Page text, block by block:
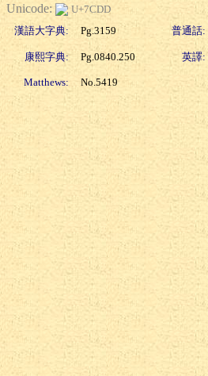
Unicode:
U+7CDD
漢語大字典:
Pg.3159 普通話:
康熙字典: Pg.0840.250 英譯:
Matthews: No.5419